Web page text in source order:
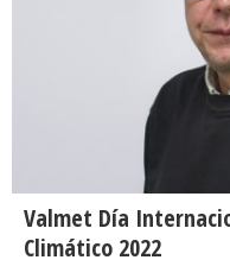
Valmet Día
Climático 2022